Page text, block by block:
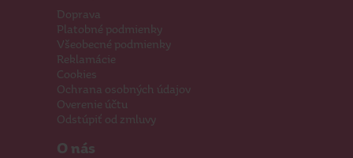
Doprava
Platobné podmienky
Všeobecné podmienky
Reklamácie
Cookies
Ochrana osobných údajov
Overenie účtu
Odstúpiť od zmluvy
O nás